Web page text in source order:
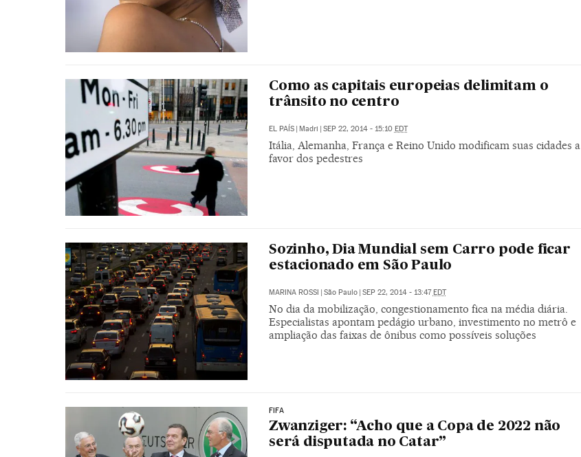
Como as capitais europeias delimitam o
trânsito no centro
EL PAÍS Madri SEP 22, 2014 - 15:10 EDT
Itália, Alemanha, França e Reino Unido modificam suas cidades a
favor dos pedestres
Sozinho, Dia Mundial sem Carro pode ficar
estacionado em São Paulo
MARINA ROSSI | São Paulo | SEP 22, 2014 - 13:47EDT
No dia da mobilização, congestionamento fica na média diária.
Especialistas apontam pedágio urbano, investimento no metrô e
ampliação das faixas de ônibus como possíveis soluções
FIFA
Zwanziger: “Acho que a Copa de 2022 não
será disputada no Catar”